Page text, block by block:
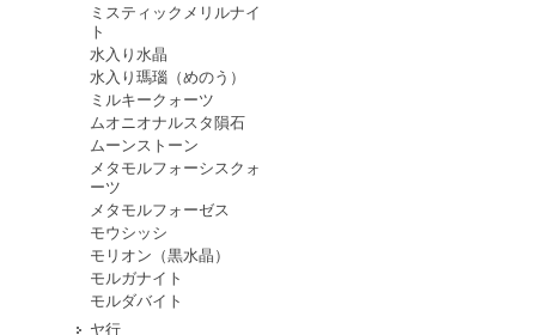
ミスティックメリルナイ
ト
水入り水晶
水入り瑪瑙（めのう）
ミルキークォーツ
ムオニオナルスタ隕石
ムーンストーン
メタモルフォーシスクォ
ーツ
メタモルフォーゼス
モウシッシ
モリオン（黒水晶）
モルガナイト
モルダバイト
ヤ行